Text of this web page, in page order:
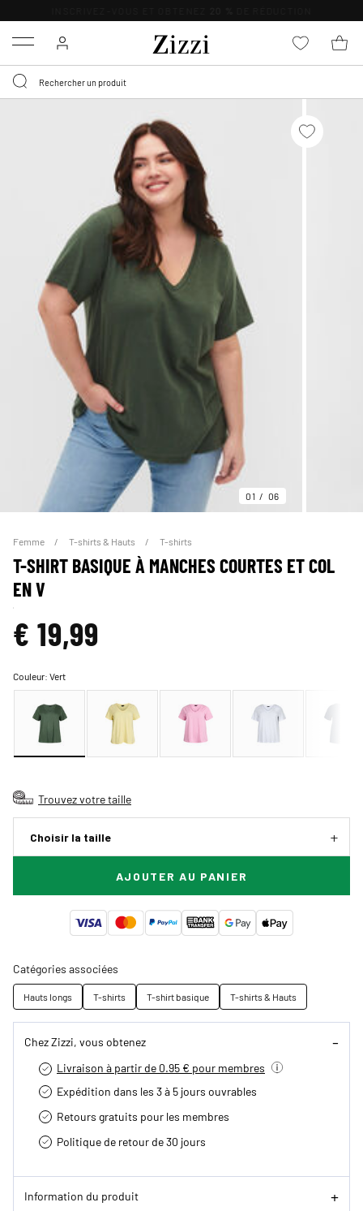
Menu
01 06
Femme T-shirts & Hauts T-shirts
T-SHIRT BASIQUE À MANCHES COURTES ET COL
EN V
€ 19,99
Couleur:Vert
Trouvez votre taille
Choisir la taille
AJOUTER AU PANIER
Catégories associées
Hauts longs T-shirts T-shirt basique T-shirts & Hauts
Chez Zizzi, vous obtenez
Livraison à partir de 0.95 € pour membres
Expédition dans les 3 à 5 jours ouvrables
Retours gratuits pour les membres
Politique de retour de 30 jours
Information du produit